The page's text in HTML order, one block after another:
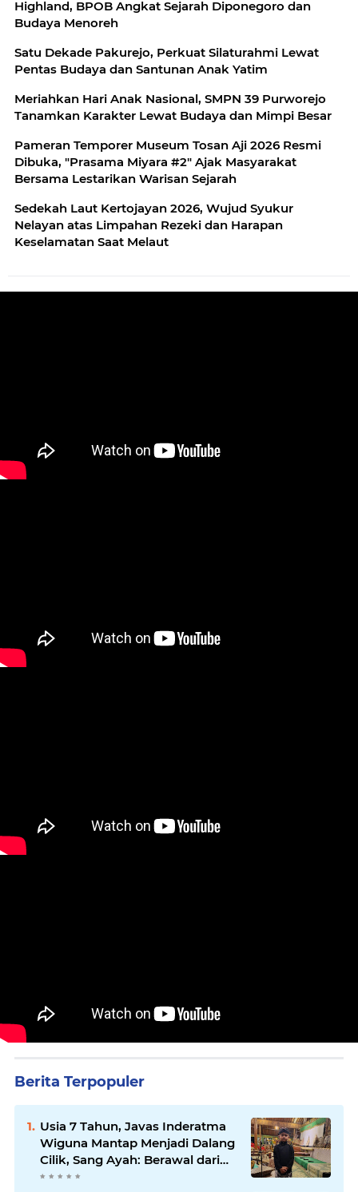
Highland, BPOB Angkat Sejarah Diponegoro dan
Budaya Menoreh
Satu Dekade Pakurejo, Perkuat Silaturahmi Lewat
Pentas Budaya dan Santunan Anak Yatim
Meriahkan Hari Anak Nasional, SMPN 39 Purworejo
Tanamkan Karakter Lewat Budaya dan Mimpi Besar
Pameran Temporer Museum Tosan Aji 2026 Resmi
Dibuka, "Prasama Miyara #2" Ajak Masyarakat
Bersama Lestarikan Warisan Sejarah
Sedekah Laut Kertojayan 2026, Wujud Syukur
Nelayan atas Limpahan Rezeki dan Harapan
Keselamatan Saat Melaut
Berita Terpopuler
Usia 7 Tahun, Javas Inderatma
Wiguna Mantap Menjadi Dalang
Cilik, Sang Ayah: Berawal dari
Menonton Wayang di YouTube